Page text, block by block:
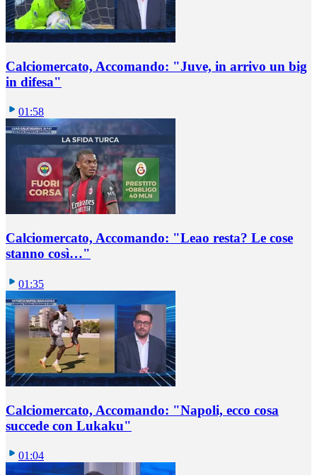
Calciomercato, Accomando: "Juve, in arrivo un big
in difesa"
01:58
Calciomercato, Accomando: "Leao resta? Le cose
stanno così…"
01:35
Calciomercato, Accomando: "Napoli, ecco cosa
succede con Lukaku"
01:04